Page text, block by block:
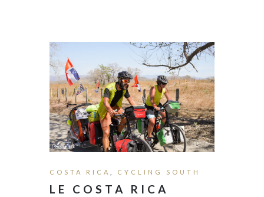
COSTA RICA CYCLING SOUTH
LE COSTA RICA